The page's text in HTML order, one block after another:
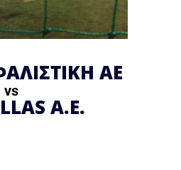
ΑΕ
vs
A.E.